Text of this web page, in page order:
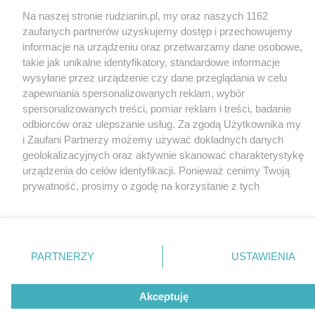
Chorzów
Tarnowskie Góry
Ruda Śląska
Świętochłowice
Tychy
Bytom
Katowice
Gliwice
Zagłębie
Wydawca
Redakcja
Newsletter
Reklama
Na naszej stronie rudzianin.pl, my oraz naszych 1162
zaufanych partnerów uzyskujemy dostęp i przechowujemy
informacje na urządzeniu oraz przetwarzamy dane osobowe,
takie jak unikalne identyfikatory, standardowe informacje
wysyłane przez urządzenie czy dane przeglądania w celu
zapewniania spersonalizowanych reklam, wybór
spersonalizowanych treści, pomiar reklam i treści, badanie
odbiorców oraz ulepszanie usług. Za zgodą Użytkownika my
i Zaufani Partnerzy możemy używać dokładnych danych
geolokalizacyjnych oraz aktywnie skanować charakterystykę
urządzenia do celów identyfikacji. Ponieważ cenimy Twoją
prywatność, prosimy o zgodę na korzystanie z tych
dolnym rogu strony
. Niektóre rodzaje przetwarzania
danych nie wymagają zgody użytkownika, ale masz prawo
sprzeciwić się takiemu przetwarzaniu. Preferencje będą
miały zastosowania tylko na tej witrynie.
PARTNERZY USTAWIENIA
Akceptuję